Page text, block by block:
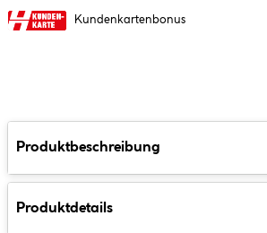
Kundenkartenbonus
Produktbeschreibung
Produktdetails